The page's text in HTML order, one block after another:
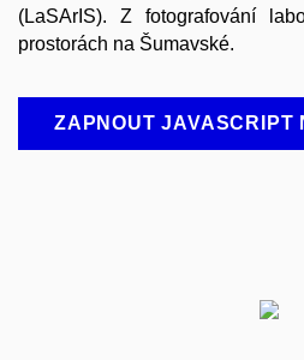
(LaSArIS). Z fotografování
prostorách na Šumavské.
ZAPNOUT JAVASCRIPT